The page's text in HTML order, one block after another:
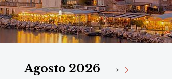
Agosto 2026 >